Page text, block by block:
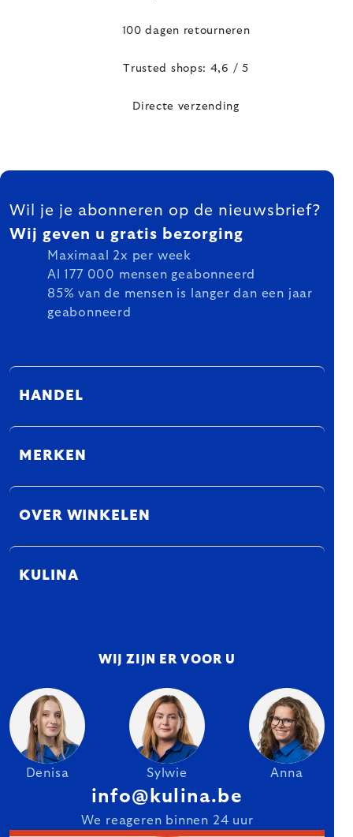
100 dagen retourneren
Trusted shops: 4,6 / 5
Directe verzending
FOOTER
Wil je je abonneren op de nieuwsbrief?
Wij geven u gratis bezorging
Maximaal 2x per week
Al 177 000 mensen geabonneerd
85% van de mensen is langer dan een jaar
geabonneerd
HANDEL
MERKEN
OVER WINKELEN
KULINA
WIJ ZIJN ER VOOR U
Denisa Sylwie Anna
info@kulina.be
We reageren binnen 24 uur